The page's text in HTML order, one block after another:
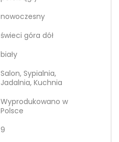
nowoczesny
świeci góra dół
biały
Salon, Sypialnia,
Jadalnia, Kuchnia
Wyprodukowano w
Polsce
9